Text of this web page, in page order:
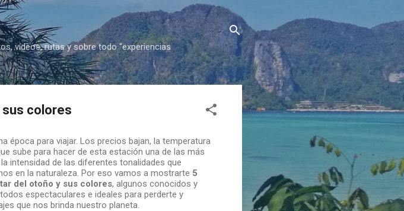
principal
vídeos, rutas y sobre todo "experiencias
colores
época para viajar. Los precios bajan, la temperatura
sube para hacer de esta estación una de las más
intensidad de las diferentes tonalidades que
en la naturaleza. Por eso vamos a mostrarte 5
del otoño y sus colores, algunos conocidos y
espectaculares e ideales para perderte y
que nos brinda nuestro planeta.